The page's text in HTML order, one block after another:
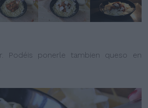
Podéis ponerle tambien queso en